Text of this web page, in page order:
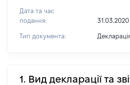
Дата та час
подання:
31.03.2020
Тип документа:
1. Вид декларації та